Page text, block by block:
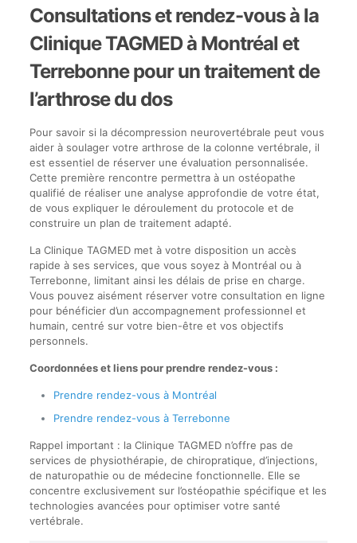
Consultations et rendez-vous à la
Clinique TAGMED à Montréal et
Terrebonne pour un traitement de
l’arthrose du dos
Pour savoir si la décompression neurovertébrale peut vous
aider à soulager votre arthrose de la colonne vertébrale, il
est essentiel de réserver une évaluation personnalisée.
Cette première rencontre permettra à un ostéopathe
qualifié de réaliser une analyse approfondie de votre état,
de vous expliquer le déroulement du protocole et de
construire un plan de traitement adapté.
La Clinique TAGMED met à votre disposition un accès
rapide à ses services, que vous soyez à Montréal ou à
Terrebonne, limitant ainsi les délais de prise en charge.
Vous pouvez aisément réserver votre consultation en ligne
pour bénéficier d’un accompagnement professionnel et
humain, centré sur votre bien-être et vos objectifs
personnels.
Coordonnées et liens pour prendre rendez-vous :
Prendre rendez-vous à Montréal
Prendre rendez-vous à Terrebonne
Rappel important : la Clinique TAGMED n’offre pas de
services de physiothérapie, de chiropratique, d’injections,
de naturopathie ou de médecine fonctionnelle. Elle se
concentre exclusivement sur l’ostéopathie spécifique et les
technologies avancées pour optimiser votre santé
vertébrale.